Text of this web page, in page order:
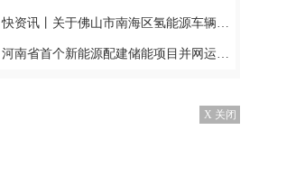
快资讯丨关于佛山市南海区氢能源车辆资格确认的公示
河南省首个新能源配建储能项目并网运行_全球热点
X 关闭